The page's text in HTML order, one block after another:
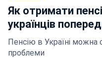
Як отримати
українців
Пенсію в Україні
проблеми